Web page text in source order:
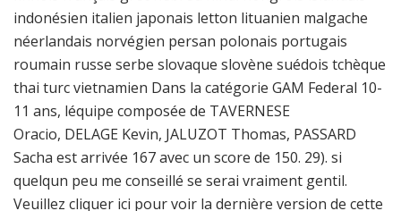
indonésien italien japonais letton lituanien malgache
néerlandais norvégien persan polonais portugais
roumain russe serbe slovaque slovène suédois tchèque
thai turc vietnamien Dans la catégorie GAM Federal 10-
11 ans, léquipe composée de TAVERNESE
Oracio, DELAGE Kevin, JALUZOT Thomas, PASSARD
Sacha est arrivée 167 avec un score de 150. 29). si
quelqun peu me conseillé se serai vraiment gentil.
Veuillez cliquer ici pour voir la dernière version de cette